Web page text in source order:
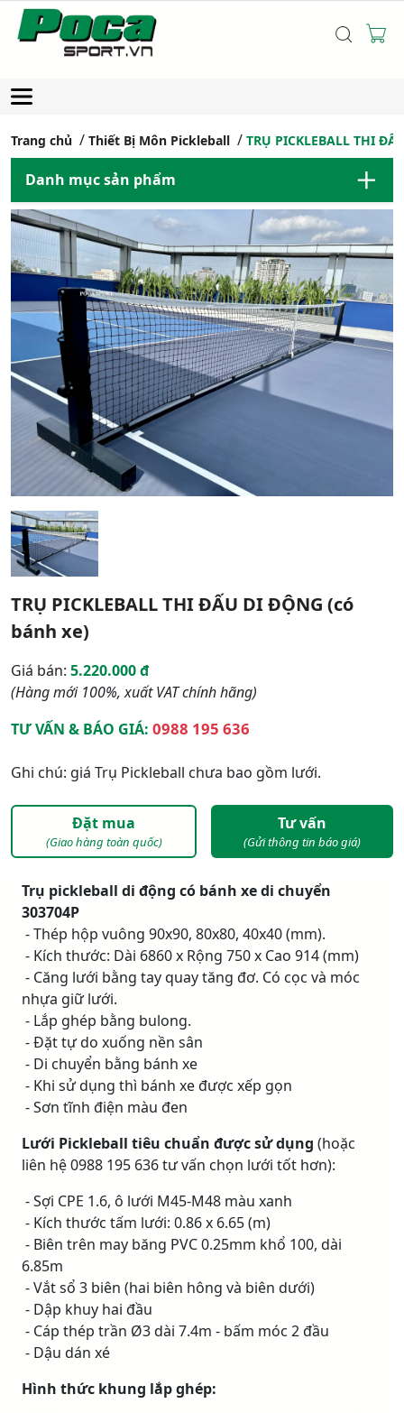
Trang chủ Thiết Bị Môn Pickleball TRỤ PICKLEBALL THI
Danh mục sản phẩm
TRỤ PICKLEBALL THI ĐẤU DI ĐỘNG (có
bánh xe)
Giá bán: 5.220.000 đ
(Hàng mới 100%, xuất VAT chính hãng)
TƯ VẤN & BÁO GIÁ: 0988 195 636
Ghi chú: giá Trụ Pickleball chưa bao gồm lưới.
Đặt mua
(Giao hàng toàn quốc)
Tư vấn
(Gửi thông tin báo giá)
Trụ pickleball di động có bánh xe di chuyển
303704P
- Thép hộp vuông 90x90, 80x80, 40x40 (mm).
- Kích thước: Dài 6860 x Rộng 750 x Cao 914 (mm)
- Căng lưới bằng tay quay tăng đơ. Có cọc và móc
nhựa giữ lưới.
- Lắp ghép bằng bulong.
- Đặt tự do xuống nền sân
- Di chuyển bằng bánh xe
- Khi sử dụng thì bánh xe được xếp gọn
- Sơn tĩnh điện màu đen
Lưới Pickleball tiêu chuẩn được sử dụng (hoặc
liên hệ 0988 195 636 tư vấn chọn lưới tốt hơn):
- Sợi CPE 1.6, ô lưới M45-M48 màu xanh
- Kích thước tấm lưới: 0.86 x 6.65 (m)
- Biên trên may băng PVC 0.25mm khổ 100, dài
6.85m
- Vắt sổ 3 biên (hai biên hông và biên dưới)
- Dập khuy hai đầu
- Cáp thép trần Ø3 dài 7.4m - bấm móc 2 đầu
- Dậu dán xé
Hình thức khung lắp ghép: